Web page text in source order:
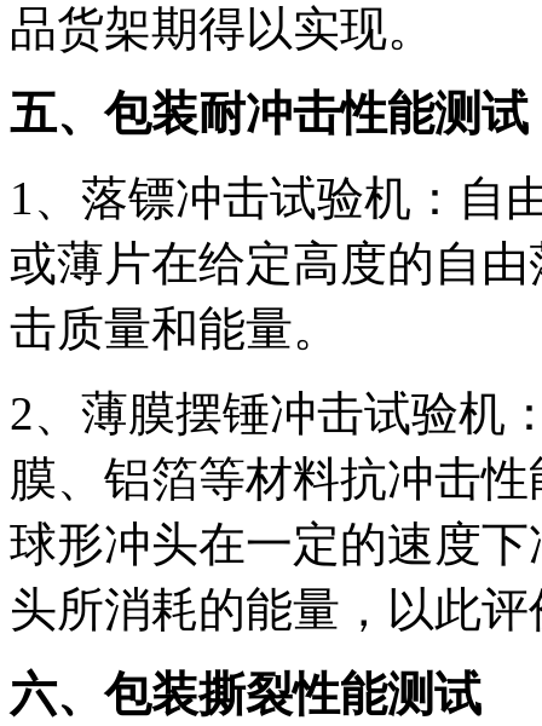
品货架期得以实现。
五、包装耐冲击性能测试
1、落镖冲击试验机：自
或薄片在给定高度的自
击质量和能量。
2、薄膜摆锤冲击试验机
膜、铝箔等材料抗冲击
球形冲头在一定的速度
头所消耗的能量，以此
六、包装撕裂性能测试